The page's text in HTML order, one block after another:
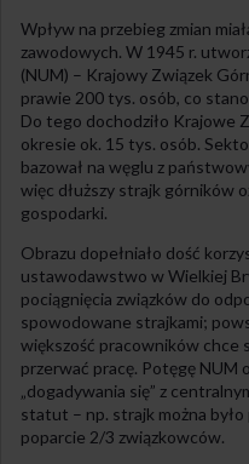
Wpływ na przebieg zmian
zawodowych. W 1945 r.
(NUM) – Krajowy Związek
prawie 200 tys. osób, co
Do tego dochodziło Krajowe
okresie ok. 15 tys. osób.
bazował na węglu z
więc dłuższy strajk górników
gospodarki.
Obrazu dopełniało dość
ustawodawstwo w Wielkiej
pociągnięcia związków do
spowodowane strajkami;
większość pracowników chce
przerwać pracę. Potęgę NUM
„dogadywania się” z
statut – np. strajk można
poparcie 2/3 związkowców.